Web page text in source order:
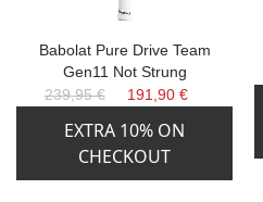
Babolat Pure Drive Team
Gen11 Not Strung
239,95 €
191,90 €
EXTRA 10% ON
CHECKOUT